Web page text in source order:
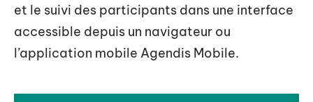
et le suivi des participants dans une interface
accessible depuis un navigateur ou
l’application mobile Agendis Mobile.